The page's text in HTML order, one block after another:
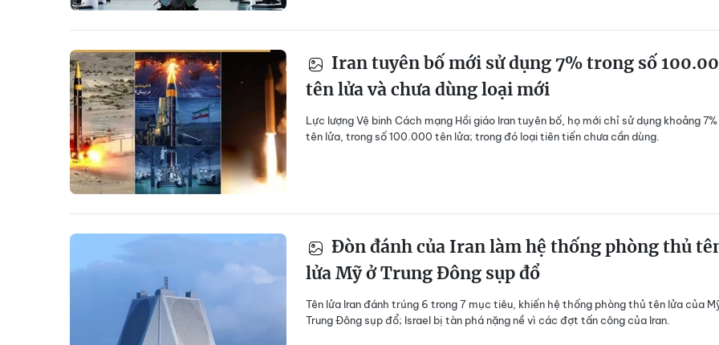
Iran tuyên bố mới sử dụng 7% trong số
tên lửa và chưa dùng loại mới
Lực lượng Vệ binh Cách mạng Hồi giáo Iran tuyên bố, họ mới chỉ sử dụng khoảng
tên lửa, trong số 100.000 tên lửa; trong đó loại tiên tiến chưa cần dùng.
Đòn đánh của Iran làm hệ thống phòng thủ
lửa Mỹ ở Trung Đông sụp đổ
Tên lửa Iran đánh trúng 6 trong 7 mục tiêu, khiến hệ thống phòng thủ tên lửa của
Trung Đông sụp đổ; Israel bị tàn phá nặng nề vì các đợt tấn công của Iran.